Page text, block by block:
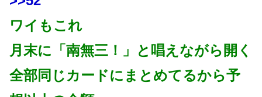
ワイもこれ
月末に「南無三！」と唱えながら開く
全部同じカードにまとめてるから予